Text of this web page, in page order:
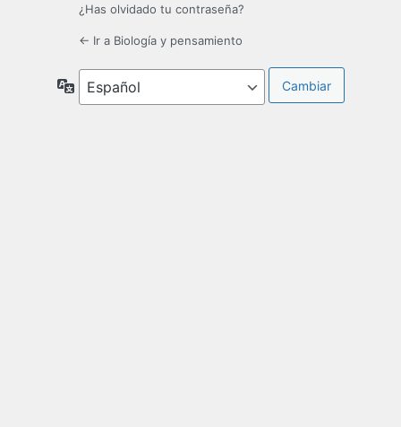
¿Has olvidado tu contraseña?
← Ir a Biología y pensamiento
Idioma